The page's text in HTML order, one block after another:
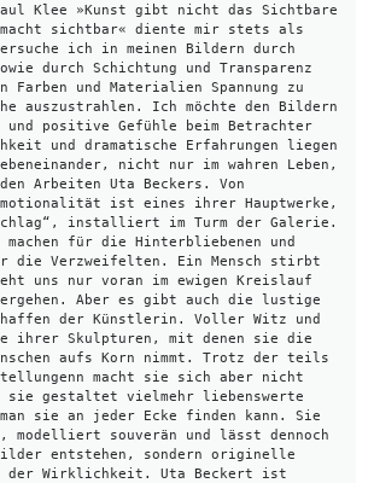
Klee »Kunst gibt nicht das Sichtbare
sichtbar« diente mir stets als
ich in meinen Bildern durch
durch Schichtung und Transparenz
Farben und Materialien Spannung zu
auszustrahlen. Ich möchte den Bildern
und positive Gefühle beim Betrachter
und dramatische Erfahrungen liegen
nicht nur im wahren Leben,
Arbeiten Uta Beckers. Von
ist eines ihrer Hauptwerke,
installiert im Turm der Galerie.
für die Hinterbliebenen und
die Verzweifelten. Ein Mensch stirbt
uns nur voran im ewigen Kreislauf
Aber es gibt auch die lustige
der Künstlerin. Voller Witz und
ihrer Skulpturen, mit denen sie die
aufs Korn nimmt. Trotz der teils
macht sie sich aber nicht
gestaltet vielmehr liebenswerte
sie an jeder Ecke finden kann. Sie
modelliert souverän und lässt dennoch
entstehen, sondern originelle
der Wirklichkeit. Uta Beckert ist